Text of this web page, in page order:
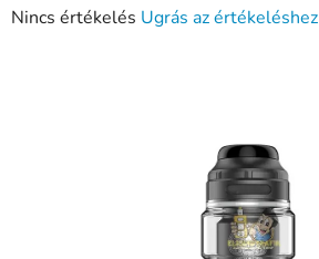
A
Nincs értékelés Ugrás az értékeléshez